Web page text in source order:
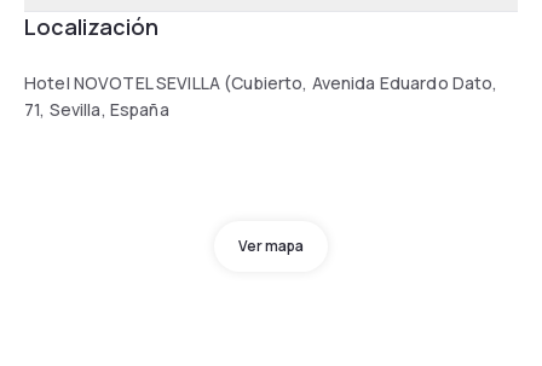
Localización
Hotel NOVOTEL SEVILLA (Cubierto, Avenida Eduardo Dato,
71, Sevilla, España
Ver mapa